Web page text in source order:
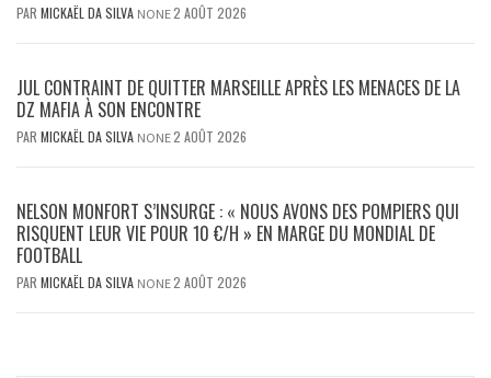
PAR MICKAËL DA SILVA NONE2 AOÛT 2026
JUL CONTRAINT DE QUITTER MARSEILLE APRÈS LES MENACES DE LA
DZ MAFIA À SON ENCONTRE
PAR MICKAËL DA SILVA NONE2 AOÛT 2026
NELSON MONFORT S’INSURGE : « NOUS AVONS DES POMPIERS QUI
RISQUENT LEUR VIE POUR 10 €/H » EN MARGE DU MONDIAL DE
FOOTBALL
PAR MICKAËL DA SILVA NONE2 AOÛT 2026